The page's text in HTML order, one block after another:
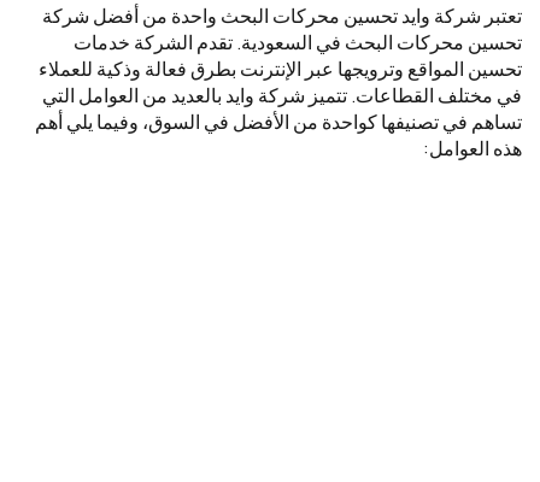
تعتبر شركة وايد تحسين محركات البحث واحدة من أفضل شركة
تحسين محركات البحث في السعودية. تقدم الشركة خدمات
تحسين المواقع وترويجها عبر الإنترنت بطرق فعالة وذكية للعملاء
في مختلف القطاعات. تتميز شركة وايد بالعديد من العوامل التي
تساهم في تصنيفها كواحدة من الأفضل في السوق، وفيما يلي أهم
هذه العوامل: